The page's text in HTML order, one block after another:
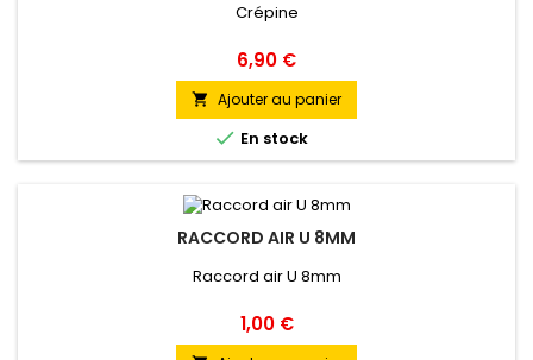
Crépine
Prix
6,90 €
 Ajouter au panier
 En stock
RACCORD AIR U 8MM
Raccord air U 8mm
Prix
1,00 €